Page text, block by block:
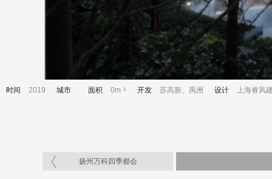
时间 2019 城市 面积 0m 开发 苏高新、禹洲 设计 上海睿风
扬州万科四季都会